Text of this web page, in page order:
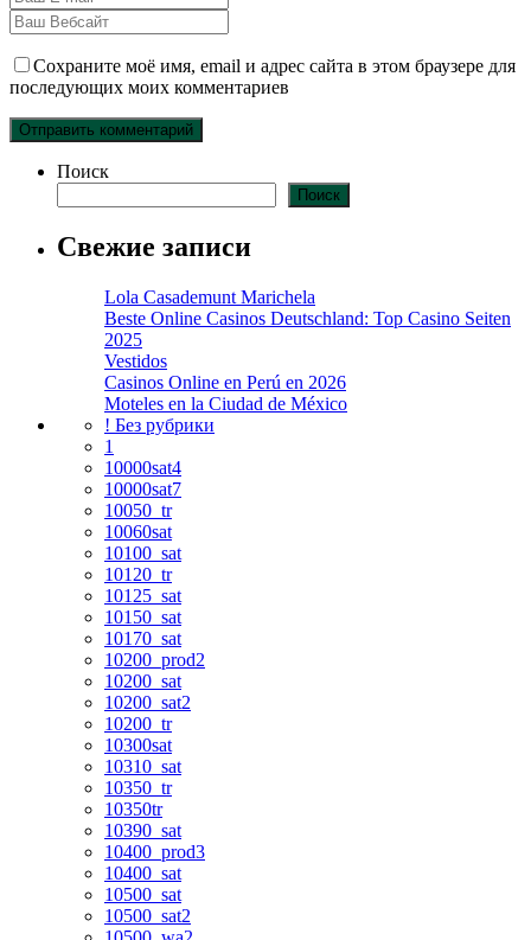
Сохраните моё имя, email и адрес сайта в этом браузере для
последующих моих комментариев
Поиск
Поиск
Свежие записи
Lola Casademunt Marichela
Beste Online Casinos Deutschland: Top Casino Seiten
2025
Vestidos
Casinos Online en Perú en 2026
Moteles en la Ciudad de México
! Без рубрики
1
10000sat4
10000sat7
10050_tr
10060sat
10100_sat
10120_tr
10125_sat
10150_sat
10170_sat
10200_prod2
10200_sat
10200_sat2
10200_tr
10300sat
10310_sat
10350_tr
10350tr
10390_sat
10400_prod3
10400_sat
10500_sat
10500_sat2